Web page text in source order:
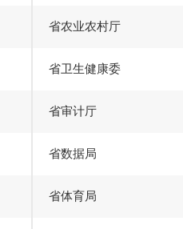
省农业农村厅
省卫生健康委
省审计厅
省数据局
省体育局